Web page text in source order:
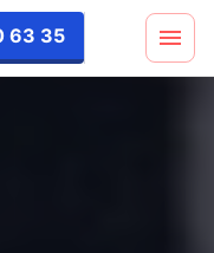
63 35